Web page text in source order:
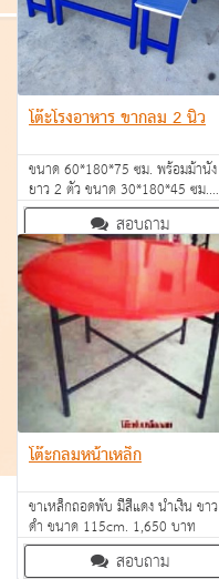
โต๊ะโรงอาหาร ขากลม 2 นิ้ว
ขนาด 60*180*75 ซม. พร้อมม้านั่ง
ยาว 2 ตัว ขนาด 30*180*45 ซม.
ราคา 3,790 บาทสอบถาม
โต๊ะกลมหน้าเหล็ก
ขาเหล็กถอดพับ มีสีแดง นำเงิน ขาว
ดำ ขนาด 115cm. 1,650 บาท
สอบถาม